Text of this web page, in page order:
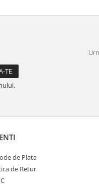
de Plata
de Retur